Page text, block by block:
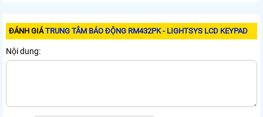
ĐÁNH GIÁTRUNG TÂM BÁO ĐỘNG RM432PK - LIGHTSYS LCD KEYPAD
Nội dung: